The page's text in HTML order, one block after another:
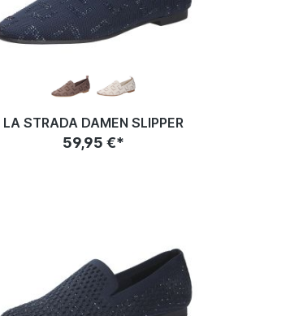
LA STRADA DAMEN SLIPPER
59,95 €*